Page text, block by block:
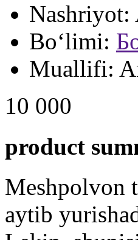
Nashriyot:
Bo‘limi:
Muallifi:
10 000
product
Meshpolvon
aytib